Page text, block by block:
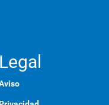
Legal